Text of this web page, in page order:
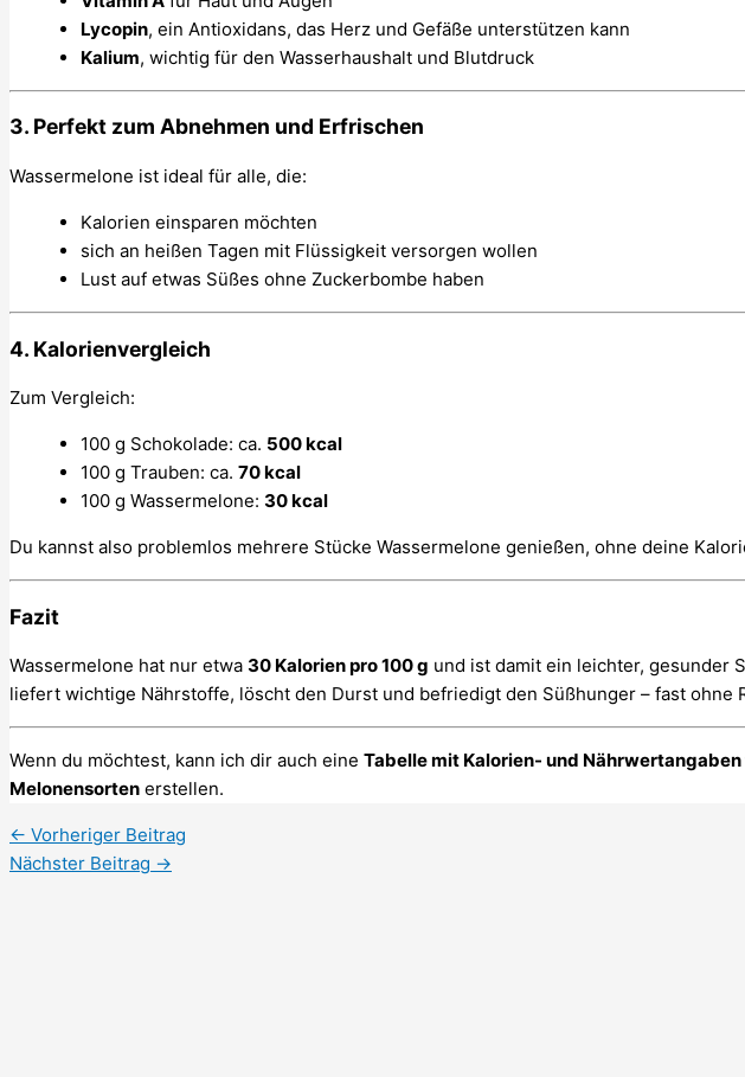
Lycopin, ein Antioxidans, das Herz und Gefäße unterstützen kann
Kalium, wichtig für den Wasserhaushalt und Blutdruck
3. Perfekt zum Abnehmen und Erfrischen
Wassermelone ist ideal für alle, die:
Kalorien einsparen möchten
sich an heißen Tagen mit Flüssigkeit versorgen wollen
Lust auf etwas Süßes ohne Zuckerbombe haben
4. Kalorienvergleich
Zum Vergleich:
100 g Schokolade: ca. 500 kcal
100 g Trauben: ca. 70 kcal
100 g Wassermelone: 30 kcal
Du kannst also problemlos mehrere Stücke Wassermelone genießen, ohne deine
Fazit
Wassermelone hat nur etwa 30 Kalorien pro 100 g und ist damit ein leichter, gesunder
liefert wichtige Nährstoffe, löscht den Durst und befriedigt den Süßhunger – fast ohne
Wenn du möchtest, kann ich dir auch eine Tabelle mit Kalorien- und
Melonensorten erstellen.
← Vorheriger Beitrag
Nächster Beitrag →